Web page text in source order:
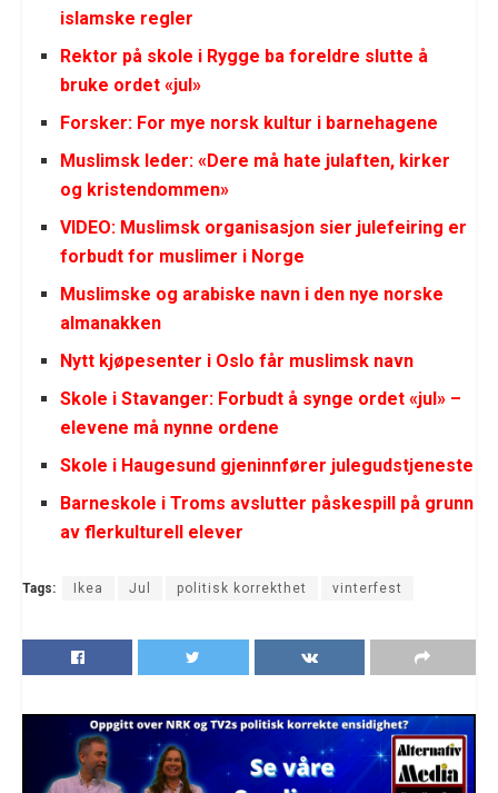
islamske regler
Rektor på skole i Rygge ba foreldre slutte å
bruke ordet «jul»
Forsker: For mye norsk kultur i barnehagene
Muslimsk leder: «Dere må hate julaften, kirker
og kristendommen»
VIDEO: Muslimsk organisasjon sier julefeiring er
forbudt for muslimer i Norge
Muslimske og arabiske navn i den nye norske
almanakken
Nytt kjøpesenter i Oslo får muslimsk navn
Skole i Stavanger: Forbudt å synge ordet «jul» –
elevene må nynne ordene
Skole i Haugesund gjeninnfører julegudstjeneste
Barneskole i Troms avslutter påskespill på grunn
av flerkulturell elever
Tags: Ikea Jul politisk korrekthet vinterfest